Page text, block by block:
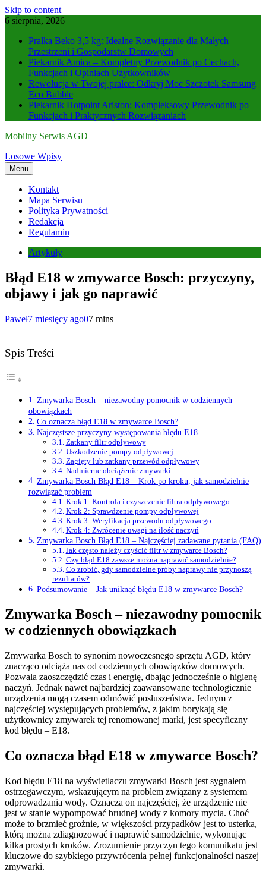
Skip to content
6 sierpnia, 2026
Pralka Beko 3,5 kg: Idealne Rozwiązanie dla Małych
Przestrzeni i Gospodarstw Domowych
Piekarnik Amica – Kompletny Przewodnik po Cechach,
Funkcjach i Opiniach Użytkowników
Rewolucja w Twojej pralce: Odkryj Moc Szczotek Samsung
Eco Bubble
Piekarnik Hotpoint Ariston: Kompleksowy Przewodnik po
Funkcjach i Praktycznych Rozwiązaniach
Mobilny Serwis AGD
Losowe Wpisy
Menu
Kontakt
Mapa Serwisu
Polityka Prywatności
Redakcja
Regulamin
Artykuły
Błąd E18 w zmywarce Bosch: przyczyny,
objawy i jak go naprawić
Paweł7 miesięcy ago07 mins
Spis Treści
Zmywarka Bosch – niezawodny pomocnik w codziennych
obowiązkach
Co oznacza błąd E18 w zmywarce Bosch?
Najczęstsze przyczyny występowania błędu E18
Zatkany filtr odpływowy
Uszkodzenie pompy odpływowej
Zagięty lub zatkany przewód odpływowy
Nadmierne obciążenie zmywarki
Zmywarka Bosch Błąd E18 – Krok po kroku, jak samodzielnie
rozwiązać problem
Krok 1: Kontrola i czyszczenie filtra odpływowego
Krok 2: Sprawdzenie pompy odpływowej
Krok 3: Weryfikacja przewodu odpływowego
Krok 4: Zwrócenie uwagi na ilość naczyń
Zmywarka Bosch Błąd E18 – Najczęściej zadawane pytania (FAQ)
Jak często należy czyścić filtr w zmywarce Bosch?
Czy błąd E18 zawsze można naprawić samodzielnie?
Co zrobić, gdy samodzielne próby naprawy nie przynoszą
rezultatów?
Podsumowanie – Jak uniknąć błędu E18 w zmywarce Bosch?
Zmywarka Bosch – niezawodny pomocnik
w codziennych obowiązkach
Zmywarka Bosch to synonim nowoczesnego sprzętu AGD, który
znacząco odciąża nas od codziennych obowiązków domowych.
Pozwala zaoszczędzić czas i energię, dbając jednocześnie o higienę
naczyń. Jednak nawet najbardziej zaawansowane technologicznie
urządzenia mogą czasem odmówić posłuszeństwa. Jednym z
najczęściej występujących problemów, z jakim borykają się
użytkownicy zmywarek tej renomowanej marki, jest specyficzny
kod błędu – E18.
Co oznacza błąd E18 w zmywarce Bosch?
Kod błędu E18 na wyświetlaczu zmywarki Bosch jest sygnałem
ostrzegawczym, wskazującym na problem związany z systemem
odprowadzania wody. Oznacza on najczęściej, że urządzenie nie
jest w stanie wypompować brudnej wody z komory mycia. Choć
może to brzmieć groźnie, w większości przypadków jest to usterka,
którą można zdiagnozować i naprawić samodzielnie, wykonując
kilka prostych kroków. Zrozumienie przyczyn tego komunikatu jest
kluczowe do szybkiego przywrócenia pełnej funkcjonalności naszej
zmywarki.